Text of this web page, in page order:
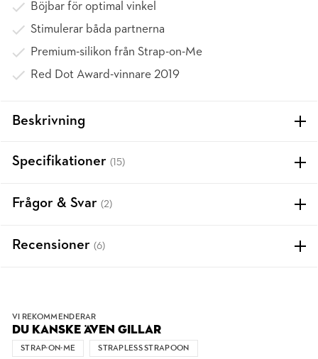
Böjbar för optimal vinkel
Stimulerar båda partnerna
Premium-silikon från Strap-on-Me
Red Dot Award-vinnare 2019
Beskrivning
Specifikationer (15)
Frågor & Svar (2)
Recensioner (6)
VI REKOMMENDERAR
DU KANSKE ÄVEN GILLAR
STRAP-ON-ME STRAPLESS STRAPOON